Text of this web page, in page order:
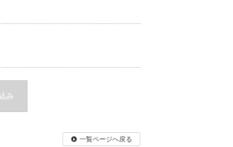
み
一覧ページへ戻る